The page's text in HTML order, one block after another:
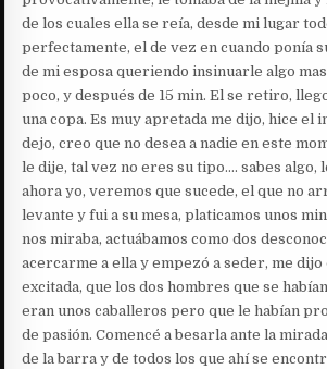
de los cuales ella se reía, desde mi lugar
perfectamente, el de vez en cuando ponía
de mi esposa queriendo insinuarle algo
poco, y después de 15 min. El se retiro,
una copa. Es muy apretada me dijo, hice el
dejo, creo que no desea a nadie en este
le dije, tal vez no eres su tipo…. sabes algo,
ahora yo, veremos que sucede, el que no
levante y fui a su mesa, platicamos unos
nos miraba, actuábamos como dos
acercarme a ella y empezó a seder, me dijo
excitada, que los dos hombres que se
eran unos caballeros pero que le habían
de pasión. Comencé a besarla ante la
de la barra y de todos los que ahí se